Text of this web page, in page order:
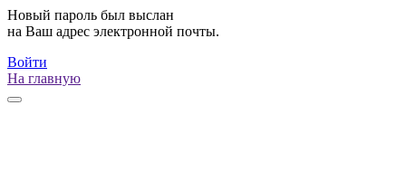
Новый пароль был выслан
на Ваш адрес электронной почты.
Войти
На главную